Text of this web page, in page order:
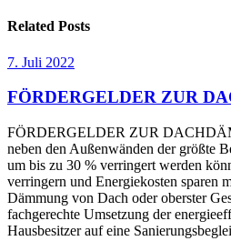
Related Posts
7. Juli 2022
FÖRDERGELDER ZUR
FÖRDERGELDER ZUR
neben den Außenwänden der größte
um bis zu 30 % verringert werden
verringern und Energiekosten sparen
Dämmung von Dach oder oberster
fachgerechte Umsetzung der
Hausbesitzer auf eine